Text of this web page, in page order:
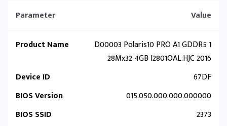
Parameter Value
Product Name
D00003 Polaris10 PRO A1 GDDR5 1
28Mx32 4GB I2801OAL.HJC 2016
Device ID
67DF
BIOS Version
015.050.000.000.000000
BIOS SSID
2373